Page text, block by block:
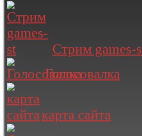
Стрим games-
Голосовалка
карта сайта